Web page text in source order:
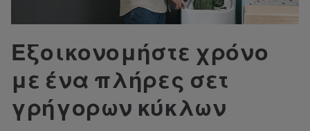
Εξοικονομήστε χρόνο
με ένα πλήρες σετ
γρήγορων κύκλων